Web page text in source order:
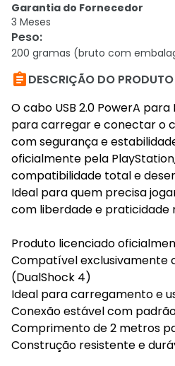
Garantia do Fornecedor
3 Meses
Peso:
200 gramas (bruto com
DESCRIÇÃO DO PRODUTO
O cabo USB 2.0 PowerA
para carregar e conectar o
com segurança e
oficialmente pela
compatibilidade total e
Ideal para quem precisa
com liberdade e praticidade
Produto licenciado
Compatível exclusivamente
(DualShock 4)
Ideal para carregamento e
Conexão estável com padrão
Comprimento de 2 metros
Construção resistente e